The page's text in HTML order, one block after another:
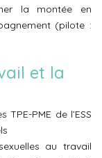
la montée en
(pilote :
et la
PME de l’ESS
au travail